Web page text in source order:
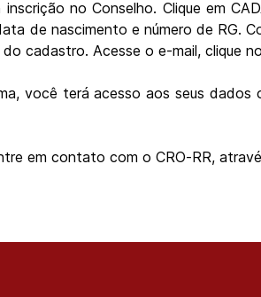
no Conselho. Clique em
de nascimento e número de RG.
cadastro. Acesse o e-mail, clique
você terá acesso aos seus dados
em contato com o CRO-RR,